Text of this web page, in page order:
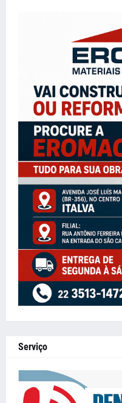
Serviço